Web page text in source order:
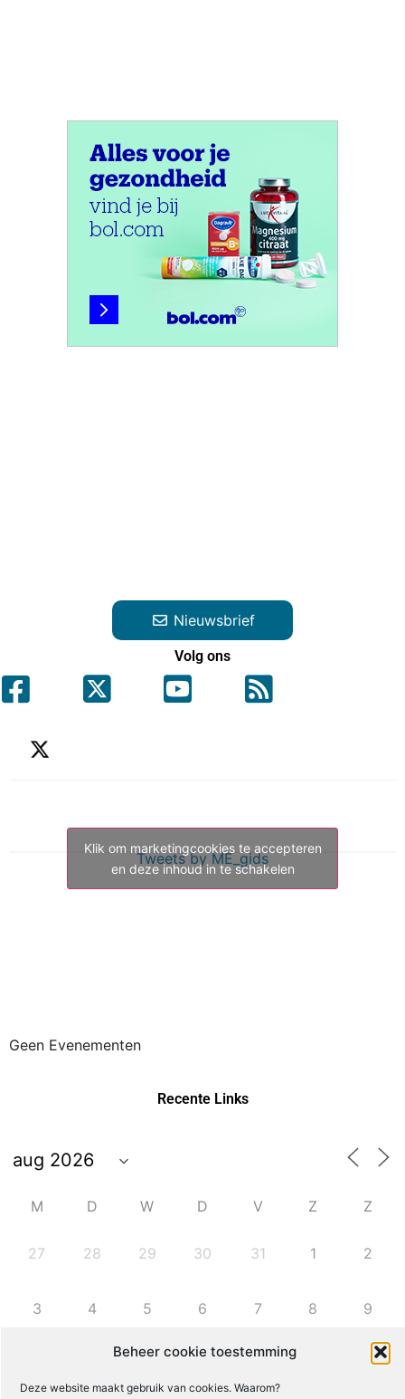
Beheer cookie toestemming
Deze website maakt gebruik van cookies. Waarom?
Nieuwsbrief
Volg ons
Tweets by ME_gids
Klik om marketingcookies te accepteren
en deze inhoud in te schakelen
Geen Evenementen
Recente Links
M D W D V Z Z
27 28 29 30 31 1 2
3 4 5 6 7 8 9
16